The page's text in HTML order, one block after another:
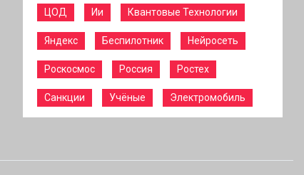
ЦОД Ии Квантовые Технологии
Яндекс Беспилотник Нейросеть
Роскосмос Россия Ростех
Санкции Учёные Электромобиль